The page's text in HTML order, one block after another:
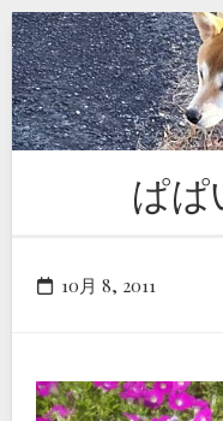
Skip
to
content
ぱぱ
10月 8, 2011